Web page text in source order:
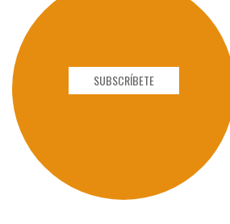
SUBSCRÍBETE